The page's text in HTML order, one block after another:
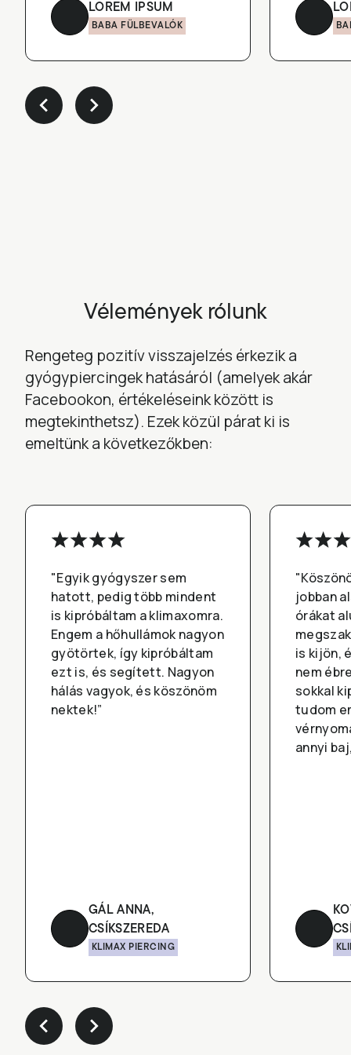
LOREM IPSUM
BABA FÜLBEVALÓK
Vélemények rólunk
Rengeteg pozitív visszajelzés érkezik a
gyógypiercingek hatásáról (amelyek akár
Facebookon, értékeléseink között is
megtekinthetsz). Ezek közül párat ki is
emeltünk a következőkben:
"Egyik gyógyszer sem
hatott, pedig több mindent
is kipróbáltam a klimaxomra.
Engem a hőhullámok nagyon
gyötörtek, így kipróbáltam
ezt is, és segített. Nagyon
hálás vagyok, és köszönöm
nektek!”
GÁL ANNA,
CSÍKSZEREDA
KLIMAX PIERCING
jobban
órákat
is kijön,
nem
sokkal
tudom
annyi